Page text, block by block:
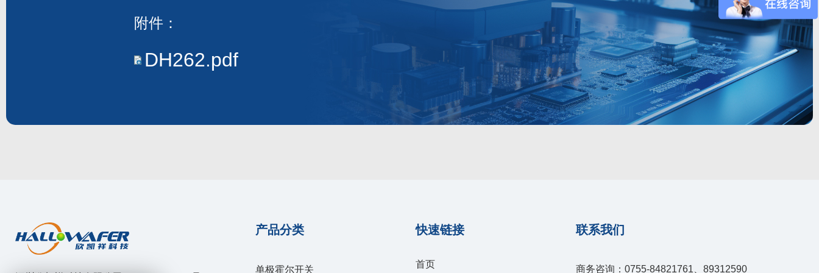
附件：
DH262.pdf
产品分类
单极霍尔开关
快速链接
首页
联系我们
商务咨询：0755-84821761、89312590